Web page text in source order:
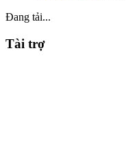
Đang tải...
Tài trợ